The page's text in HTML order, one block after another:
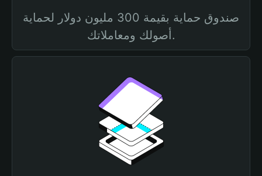
صندوق حماية بقيمة 300 مليون دولار لحماية
أصولك ومعاملاتك.